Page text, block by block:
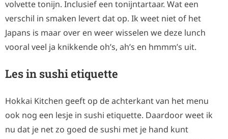
volvette tonijn. Inclusief een tonijntartaar. Wat een
verschil in smaken levert dat op. Ik weet niet of het
Japans is maar over en weer wisselen we deze lunch
vooral veel ja knikkende oh’s, ah’s en hmmm’s uit.
Les in sushi etiquette
Hokkai Kitchen geeft op de achterkant van het menu
ook nog een lesje in sushi etiquette. Daardoor weet ik
nu dat je net zo goed de sushi met je hand kunt